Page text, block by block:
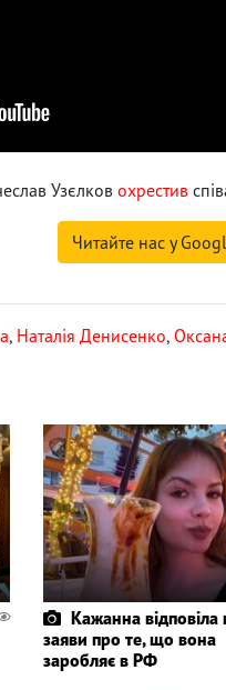
Узєлков охрестив
Читайте нас у
, Наталія Денисенко,
Кажанна відповіла
заяви про те, що вона
заробляє в РФ